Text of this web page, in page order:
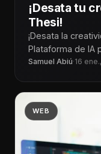
¡Desata tu
Thesi!
¡Desata la
Plataforma de IA
Convierte tus
Samuel Abiú·16
WEB